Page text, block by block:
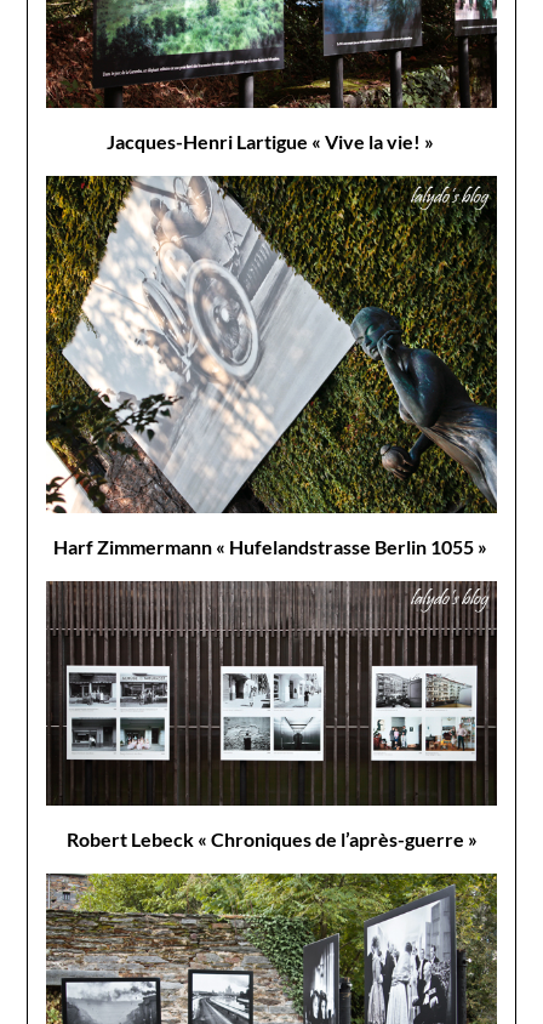
Jacques-Henri Lartigue « Vive la vie! »
Harf Zimmermann « Hufelandstrasse Berlin 1055 »
Robert Lebeck « Chroniques de l’après-guerre »